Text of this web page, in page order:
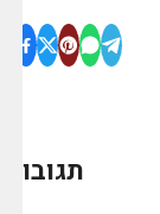
תגובות